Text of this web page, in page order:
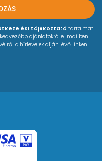
tájékoztató tartalmát.
ajánlatokról e-mailben
a hírlevelek alján lévő linken